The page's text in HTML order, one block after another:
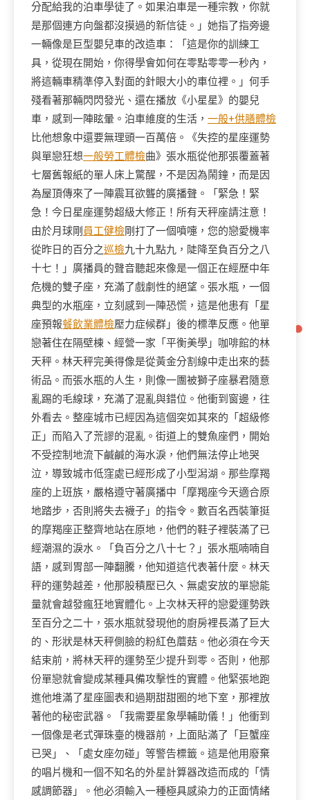
分配給我的泊車學徒了。如果泊車是一種宗教，你就
是那個連方向盤都沒摸過的新信徒。」她指了指旁邊
一輛像是巨型嬰兒車的改造車：「這是你的訓練工
具，從現在開始，你得學會如何在零點零零一秒內，
將這輛車精準停入對面的針眼大小的車位裡。」何手
殘看著那輛閃閃發光、還在播放《小星星》的嬰兒
車，感到一陣眩暈。泊車維度的生活， 一般+供膳體檢
比他想象中還要無理頭一百萬倍。《失控的星座運勢
與單戀狂想一般勞工體檢曲》張水瓶從他那張覆蓋著
七層舊報紙的單人床上驚醒，不是因為鬧鐘，而是因
為屋頂傳來了一陣震耳欲聾的廣播聲。「緊急！緊
急！今日星座運勢超級大修正！所有天秤座請注意！
由於月球剛 員工健檢剛打了一個噴嚏，您的戀愛機率
從昨日的百分之巡檢九十九點九，陡降至負百分之八
十七！」廣播員的聲音聽起來像是一個正在經歷中年
危機的雙子座，充滿了戲劇性的絕望。張水瓶，一個
典型的水瓶座，立刻感到一陣恐慌，這是他患有「星
座預報餐飲業體檢壓力症候群」後的標準反應。他單
戀著住在隔壁棟、經營一家「平衡美學」咖啡館的林
天秤。林天秤完美得像是從黃金分割線中走出來的藝
術品。而張水瓶的人生，則像一團被獅子座暴君隨意
亂踢的毛線球，充滿了混亂與錯位。他衝到窗邊，往
外看去。整座城市已經因為這個突如其來的「超級修
正」而陷入了荒謬的混亂。街道上的雙魚座們，開始
不受控制地流下鹹鹹的海水淚，他們無法停止地哭
泣，導致城市低窪處已經形成了小型潟湖。那些摩羯
座的上班族，嚴格遵守著廣播中「摩羯座今天適合原
地踏步，否則將失去襪子」的指令。數百名西裝筆挺
的摩羯座正整齊地站在原地，他們的鞋子裡裝滿了已
經潮濕的淚水。「負百分之八十七？」張水瓶喃喃自
語，感到胃部一陣翻騰，他知道這代表著什麼。林天
秤的運勢越差，他那股積壓已久、無處安放的單戀能
量就會越發瘋狂地實體化。上次林天秤的戀愛運勢跌
至百分之二十，張水瓶就發現他的廚房裡長滿了巨大
的、形狀是林天秤側臉的粉紅色蘑菇。他必須在今天
結束前，將林天秤的運勢至少提升到零。否則，他那
份單戀就會變成某種具備攻擊性的實體。他緊張地跑
進他堆滿了星座圖表和過期甜甜圈的地下室，那裡放
著他的秘密武器。「我需要星象學輔助儀！」他衝到
一個像是老式彈珠臺的機器前，上面貼滿了「巨蟹座
已哭」、「處女座勿碰」等警告標籤。這是他用廢棄
的唱片機和一個不知名的外星計算器改造而成的「情
感調節器」。他必須輸入一種極具感染力的正面情緒